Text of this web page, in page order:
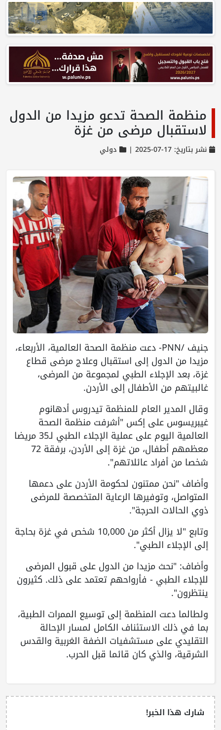
منظمة الصحة تدعو مزيدا من الدول
لاستقبال مرضى من غزة
نشر بتاريخ: 17-07-2025 | دولي
جنيف /PNN- دعت منظمة الصحة العالمية، الأربعاء،
مزيدا من الدول إلى استقبال وعلاج مرضى قطاع
غزة، بعد الإجلاء الطبي لمجموعة من المرضى،
غالبيتهم من الأطفال إلى الأردن.
وقال المدير العام للمنظمة تيدروس أدهانوم
غيبريسوس على إكس "أشرفت منظمة الصحة
العالمية اليوم على عملية الإجلاء الطبي لـ35 مريضا
معظمهم أطفال، من غزة إلى الأردن، برفقة 72
شخصا من أفراد عائلاتهم".
وأضاف "نحن ممتنون لحكومة الأردن على دعمها
المتواصل، وتوفيرها الرعاية المتخصصة للمرضى
ذوي الحالات الحرجة".
وتابع "لا يزال أكثر من 10,000 شخص في غزة بحاجة
إلى الإجلاء الطبي".
وأضاف: "نحث مزيدا من الدول على قبول المرضى
للإجلاء الطبي - فأرواحهم تعتمد على ذلك. كثيرون
ينتظرون".
ولطالما دعت المنظمة إلى توسيع الممرات الطبية،
بما في ذلك الاستئناف الكامل لمسار الإحالة
التقليدي على مستشفيات الضفة الغربية والقدس
الشرقية، والذي كان قائما قبل الحرب.
شارك هذا الخبر!